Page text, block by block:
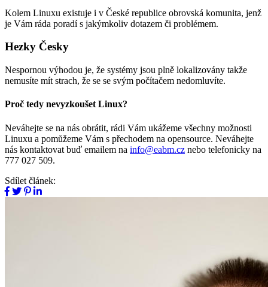
Kolem Linuxu existuje i v České republice obrovská komunita, jenž
je Vám ráda poradí s jakýmkoliv dotazem či problémem.
Hezky Česky
Nespornou výhodou je, že systémy jsou plně lokalizovány takže
nemusíte mít strach, že se se svým počítačem nedomluvíte.
Proč tedy nevyzkoušet Linux?
Neváhejte se na nás obrátit, rádi Vám ukážeme všechny možnosti
Linuxu a pomůžeme Vám s přechodem na opensource. Neváhejte
nás kontaktovat buď emailem na info@eabm.cz nebo telefonicky na
777 027 509.
Sdílet článek: